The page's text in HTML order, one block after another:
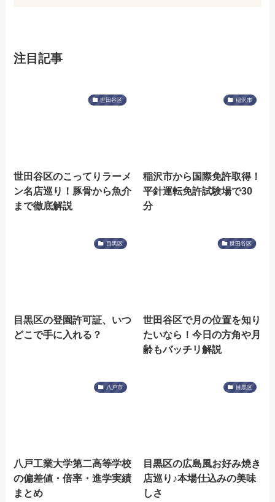
注目記事
世田谷区
世田谷区のこってりラーメ
ン名店巡り！豚骨から魚介
まで徹底解説
稲沢市
稲沢市から国際免許取得！
平針運転免許試験場で30
分
目黒区
目黒区の登園許可証、いつ
どこで手に入れる？
世田谷区
世田谷区で月の位置を知り
たいなら！今日の方角や月
齢もバッチリ解説
八戸市
八戸工業大学第二高等学校
の偏差値・倍率・進学実績
まとめ
目黒区
目黒区の広島風お好み焼き
店巡り♪本場仕込みの美味
しさ